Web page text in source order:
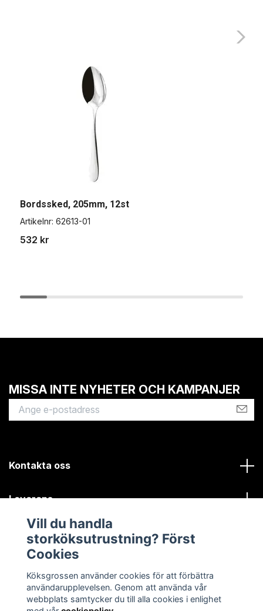
Bordssked, 205mm, 12st
Artikelnr: 62613-01
532 kr
MISSA INTE NYHETER OCH KAMPANJER
Kontakta oss
Leverans
Kundinformation
Vill du handla
storköksutrustning? Först
Cookies
Köksgrossen använder cookies för att förbättra
användarupplevelsen. Genom att använda vår
webbplats samtycker du till alla cookies i enlighet